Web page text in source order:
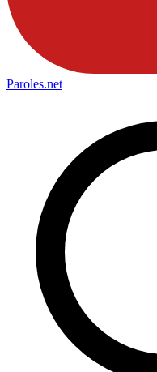
Paroles.net